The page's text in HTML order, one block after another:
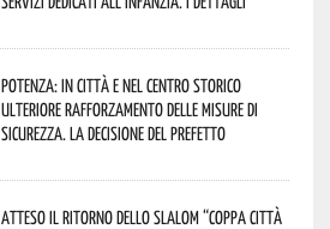
Potenza: in città e nel centro storico
ulteriore rafforzamento delle misure di
sicurezza. La decisione del Prefetto
Atteso il ritorno dello slalom “Coppa Città